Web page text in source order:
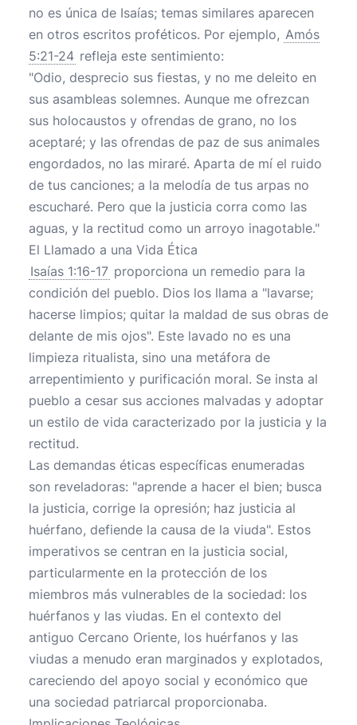
no es única de Isaías; temas similares aparecen
en otros escritos proféticos. Por ejemplo, Amós
5:21-24 refleja este sentimiento:
"Odio, desprecio sus fiestas, y no me deleito en
sus asambleas solemnes. Aunque me ofrezcan
sus holocaustos y ofrendas de grano, no los
aceptaré; y las ofrendas de paz de sus animales
engordados, no las miraré. Aparta de mí el ruido
de tus canciones; a la melodía de tus arpas no
escucharé. Pero que la justicia corra como las
aguas, y la rectitud como un arroyo inagotable."
El Llamado a una Vida Ética
Isaías 1:16-17 proporciona un remedio para la
condición del pueblo. Dios los llama a "lavarse;
hacerse limpios; quitar la maldad de sus obras de
delante de mis ojos". Este lavado no es una
limpieza ritualista, sino una metáfora de
arrepentimiento y purificación moral. Se insta al
pueblo a cesar sus acciones malvadas y adoptar
un estilo de vida caracterizado por la justicia y la
rectitud.
Las demandas éticas específicas enumeradas
son reveladoras: "aprende a hacer el bien; busca
la justicia, corrige la opresión; haz justicia al
huérfano, defiende la causa de la viuda". Estos
imperativos se centran en la justicia social,
particularmente en la protección de los
miembros más vulnerables de la sociedad: los
huérfanos y las viudas. En el contexto del
antiguo Cercano Oriente, los huérfanos y las
viudas a menudo eran marginados y explotados,
careciendo del apoyo social y económico que
una sociedad patriarcal proporcionaba.